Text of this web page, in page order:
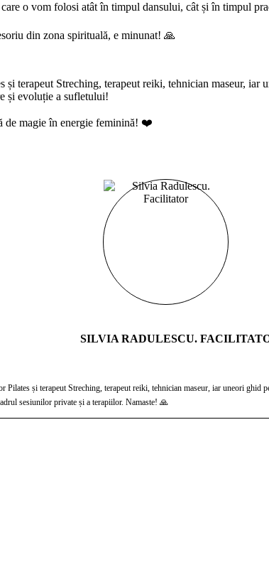
care o vom folosi atât în timpul dansului, cât și în timpul
din zona spirituală, e minunat! 🙏
terapeut Streching, terapeut reiki, tehnician maseur,
și evoluție a sufletului!
de magie în energie feminină! ❤️
SILVIA RADULESCU.
o continuă dezvoltare, învățare și evoluție a sufletului! Te invit să ne cunoaștem în cadrul sesiunilor private și a terapiilor. Namaste! 🙏